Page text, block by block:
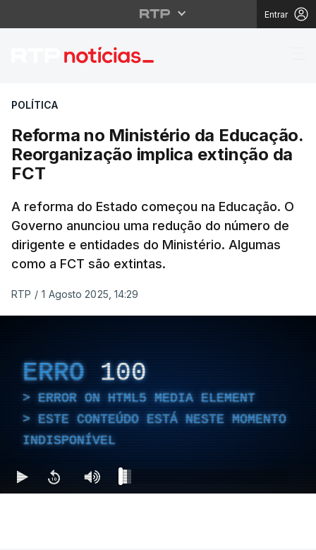
Entrar
Reforma no
POLÍTICA
Reforma no Ministério da Educação.
Reorganização implica extinção da
FCT
A reforma do Estado começou na Educação. O
Governo anunciou uma redução do número de
dirigente e entidades do Ministério. Algumas
como a FCT são extintas.
RTP / 1 Agosto 2025, 14:29
ERRO 100
ERROR ON HTML5 MEDIA ELEMENT
ESTE CONTEÚDO ESTÁ NESTE MOMENTO
INDISPONÍVEL